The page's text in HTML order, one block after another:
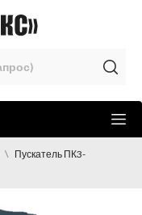
Пускатель ПК3-